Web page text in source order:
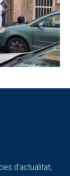
d'actualitat,